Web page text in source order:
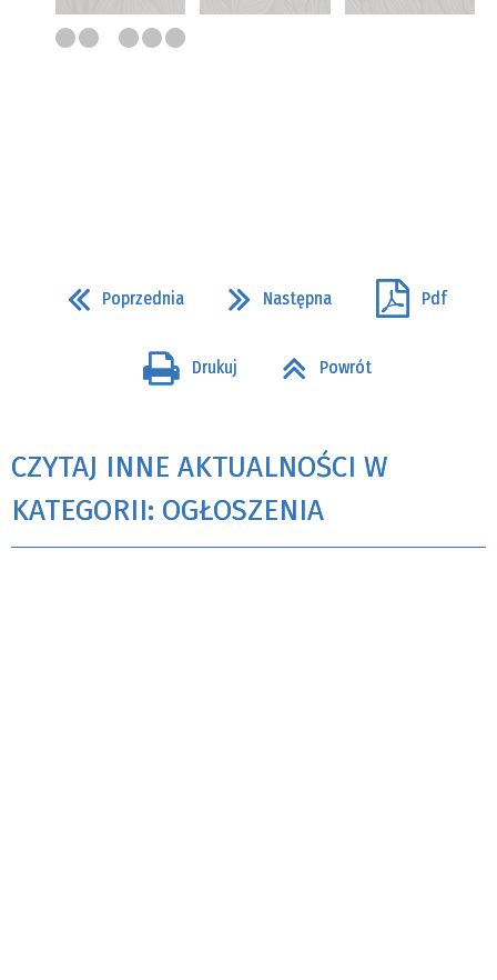
Poprzednia Następna Pdf
Drukuj Powrót
CZYTAJ INNE AKTUALNOŚCI W
KATEGORII: OGŁOSZENIA